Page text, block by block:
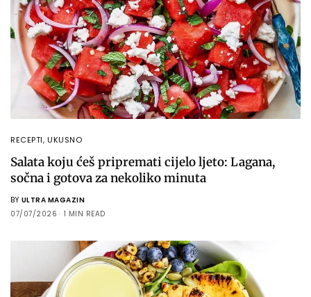
RECEPTI, UKUSNO
Salata koju ćeš pripremati cijelo ljeto: Lagana,
sočna i gotova za nekoliko minuta
BY ULTRA MAGAZIN
07/07/2026
1 MIN READ